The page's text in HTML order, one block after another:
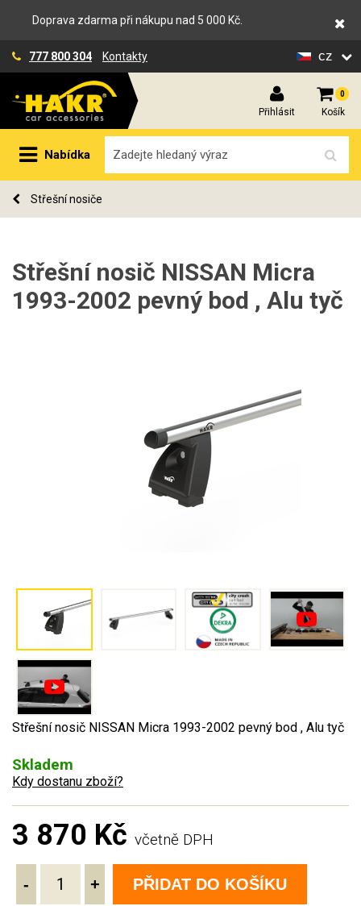
Doprava zdarma při nákupu nad 5 000 Kč.
777 800 304 Kontakty cz
Přihlásit
0
Košík
Nabídka
Střešní nosiče
Střešní nosič NISSAN Micra
1993-2002 pevný bod , Alu tyč
Střešní nosič NISSAN Micra 1993-2002 pevný bod , Alu tyč
Skladem
Kdy dostanu zboží?
3 870 Kč včetně DPH
- + PŘIDAT DO KOŠÍKU